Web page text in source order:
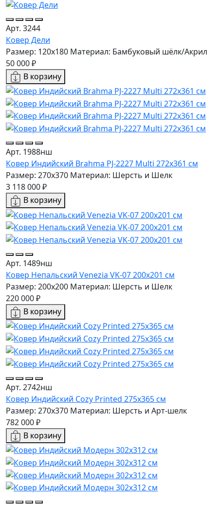
Арт. 3244
Ковер Дели
Размер: 120x180 Материал: Бамбуковый шёлк/Акрил
50 000 ₽
В корзину
Арт. 1988нш
Ковер Индийский Brahma PJ-2227 Multi 272x361 см
Размер: 270x370 Материал: Шерсть и Шелк
3 118 000 ₽
В корзину
Арт. 1489нш
Ковер Непальский Venezia VK-07 200x201 см
Размер: 200x200 Материал: Шерсть и Шелк
220 000 ₽
В корзину
Арт. 2742нш
Ковер Индийский Cozy Printed 275x365 см
Размер: 270x370 Материал: Шерсть и Арт-шелк
782 000 ₽
В корзину